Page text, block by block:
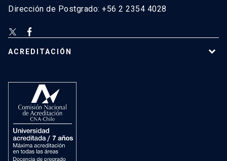
Dirección de Postgrado: +56 2 2354 4028
ACREDITACIÓN